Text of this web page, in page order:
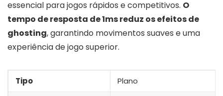
essencial para jogos rápidos e competitivos. O
tempo de resposta de 1ms reduz os efeitos de
ghosting, garantindo movimentos suaves e uma
experiência de jogo superior.
Tipo Plano